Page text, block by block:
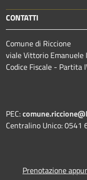
CONTATTI
Comune di Riccione
viale Vittorio Emanuele
Codice Fiscale - Partita
PEC:
Centralino Unico:
Prenotazione